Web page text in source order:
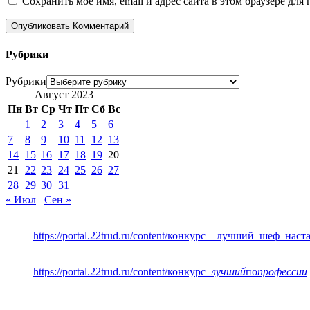
Рубрики
Рубрики
Август 2023
Пн Вт Ср Чт Пт Сб Вс
1
2 3 4 5
6
7
8 9 10 11 12 13
14 15 16 17 18 19 20
21
22 23 24 25 26 27
28 29 30 31
« Июл
Сен »
https://portal.22trud.ru/content/
https://portal.22trud.ru/content/конкурс _лучшийпопрофессии